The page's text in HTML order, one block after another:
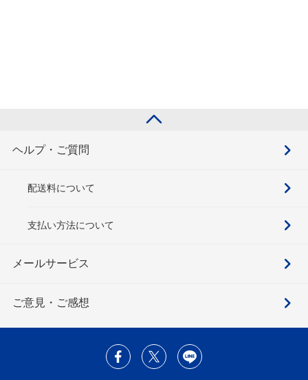
ヘルプ・ご質問
配送料について
支払い方法について
メールサービス
ご意見・ご感想